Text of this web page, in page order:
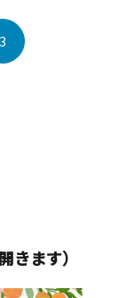
3
きます）